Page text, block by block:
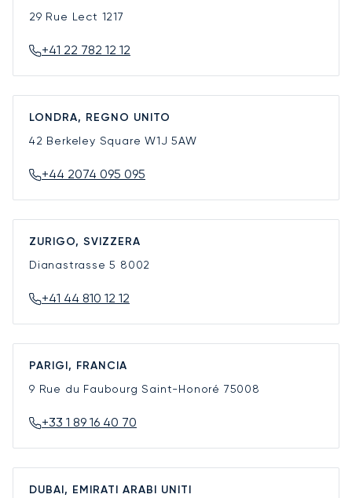
29 Rue Lect 1217
+41 22 782 12 12
LONDRA, REGNO UNITO
42 Berkeley SquareW1J 5AW
+44 2074 095 095
ZURIGO, SVIZZERA
Dianastrasse 5 8002
+41 44 810 12 12
PARIGI, FRANCIA
9 Rue du Faubourg Saint-Honoré 75008
+33 1 89 16 40 70
DUBAI, EMIRATI ARABI UNITI